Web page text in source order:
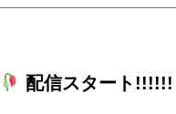
配信スタート!!!!!!